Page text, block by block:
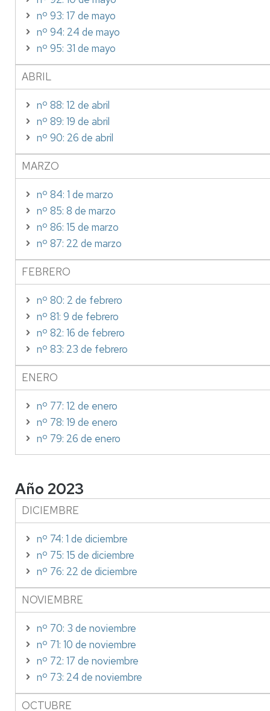
nº 93: 17 de mayo
nº 94: 24 de mayo
nº 95: 31 de mayo
ABRIL
nº 88: 12 de abril
nº 89: 19 de abril
nº 90: 26 de abril
MARZO
nº 84: 1 de marzo
nº 85: 8 de marzo
nº 86: 15 de marzo
nº 87: 22 de marzo
FEBRERO
nº 80: 2 de febrero
nº 81: 9 de febrero
nº 82: 16 de febrero
nº 83: 23 de febrero
ENERO
nº 77: 12 de enero
nº 78: 19 de enero
nº 79: 26 de enero
Año 2023
DICIEMBRE
nº 74: 1 de diciembre
nº 75: 15 de diciembre
nº 76: 22 de diciembre
NOVIEMBRE
nº 70: 3 de noviembre
nº 71: 10 de noviembre
nº 72: 17 de noviembre
nº 73: 24 de noviembre
OCTUBRE